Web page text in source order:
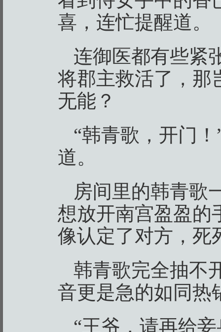
喜，连忙提醒道。
连御医都有些紧
将郡主救活了，那
无能？
“韩青歌，开门
道。
房间里的韩青歌
想放开南宫盈盈的
像认定了对方，死
韩青歌完全抽不
音更是急的如同热
“王爷，请再给